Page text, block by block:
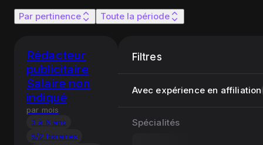
Par pertinence Toute la période
Rédacteur
publicitaire
Salaire non
indiqué
par mois
3 à 6 ans
5/2 horaires
Filtres
Avec expérience en affiliation
Spécialités